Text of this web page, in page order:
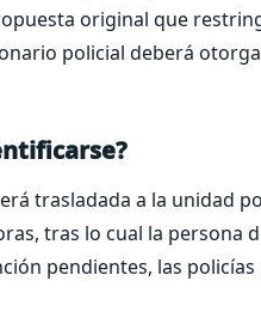
original que
policial deberá
trasladada a la unidad
tras lo cual la persona
pendientes, las